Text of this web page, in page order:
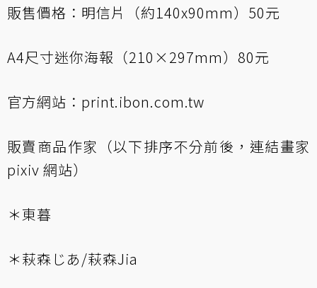
販售價格：明信片（約140x90mm）50元
A4尺寸迷你海報（210×297mm）80元
官方網站： print.ibon.com.tw
販賣商品作家（以下排序不分前後，連結畫家
pixiv 網站）
＊東暮
＊萩森じあ/萩森Jia